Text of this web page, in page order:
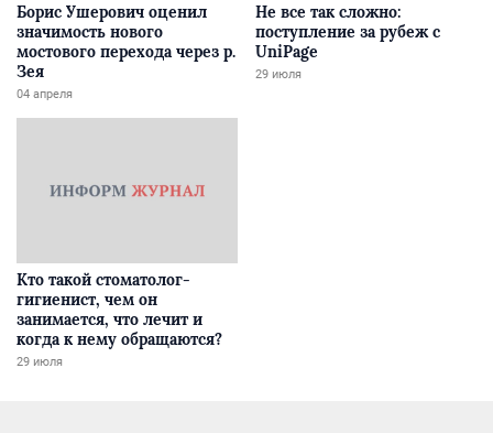
Борис Ушерович оценил
значимость нового
мостового перехода через р.
Зея
04 апреля
Не все так сложно:
поступление за рубеж с
UniPage
29 июля
Кто такой стоматолог-
гигиенист, чем он
занимается, что лечит и
когда к нему обращаются?
29 июля